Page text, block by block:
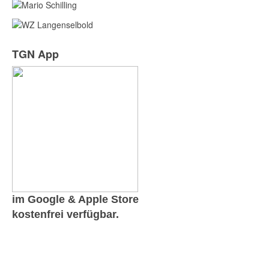
TGN App
im Google & Apple Store
kostenfrei verfügbar.